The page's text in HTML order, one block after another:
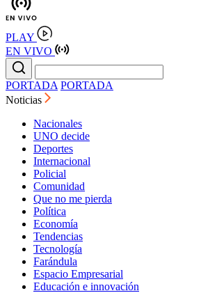
PLAY
EN VIVO
PORTADA PORTADA
Noticias
Nacionales
UNO decide
Deportes
Internacional
Policial
Comunidad
Que no me pierda
Política
Economía
Tendencias
Tecnología
Farándula
Espacio Empresarial
Educación e innovación